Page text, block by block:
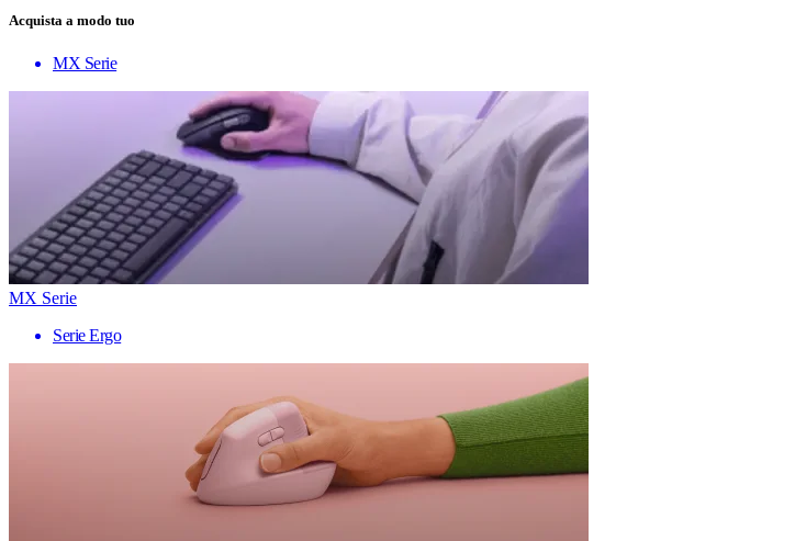
Acquista a modo tuo
MX Serie
MX Serie
Serie Ergo